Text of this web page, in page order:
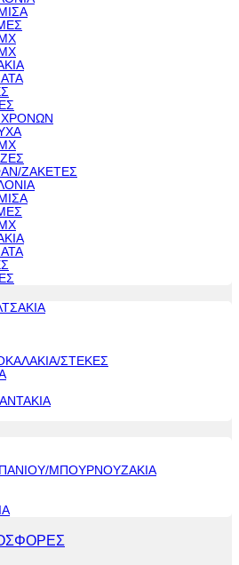
ΧΡΟΝΩΝ
ΖΑΚΕΤΕΣ
ΣΤΕΚΕΣ
ΜΠΟΥΡΝΟΥΖΑΚΙΑ